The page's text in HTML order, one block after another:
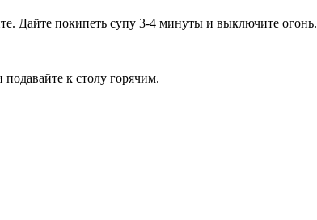
Дайте покипеть супу 3-4 минуты и выключите огонь.
к столу горячим.